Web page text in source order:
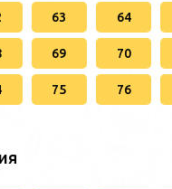
63 64
69 70
75 76